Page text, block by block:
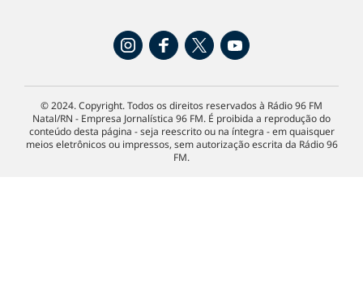
© 2024. Copyright. Todos os direitos reservados à Rádio 96 FM
Natal/RN - Empresa Jornalística 96 FM. É proibida a reprodução do
conteúdo desta página - seja reescrito ou na íntegra - em quaisquer
meios eletrônicos ou impressos, sem autorização escrita da Rádio 96
FM.